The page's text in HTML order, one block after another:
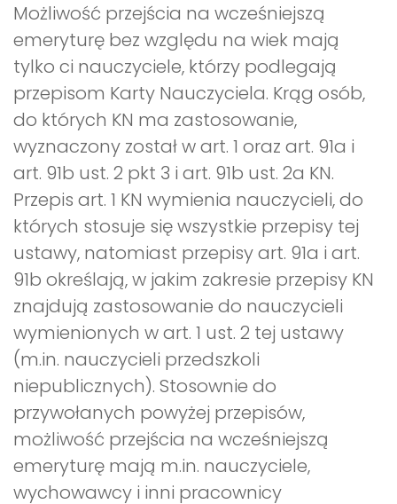
Możliwość przejścia na wcześniejszą
emeryturę bez względu na wiek mają
tylko ci nauczyciele, którzy podlegają
przepisom Karty Nauczyciela. Krąg osób,
do których KN ma zastosowanie,
wyznaczony został w art. 1 oraz art. 91a i
art. 91b ust. 2 pkt 3 i art. 91b ust. 2a KN.
Przepis art. 1 KN wymienia nauczycieli, do
których stosuje się wszystkie przepisy tej
ustawy, natomiast przepisy art. 91a i art.
91b określają, w jakim zakresie przepisy KN
znajdują zastosowanie do nauczycieli
wymienionych w art. 1 ust. 2 tej ustawy
(m.in. nauczycieli przedszkoli
niepublicznych). Stosownie do
przywołanych powyżej przepisów,
możliwość przejścia na wcześniejszą
emeryturę mają m.in. nauczyciele,
wychowawcy i inni pracownicy